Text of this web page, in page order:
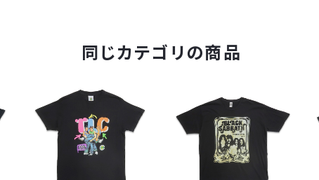
同じカテゴリの商品